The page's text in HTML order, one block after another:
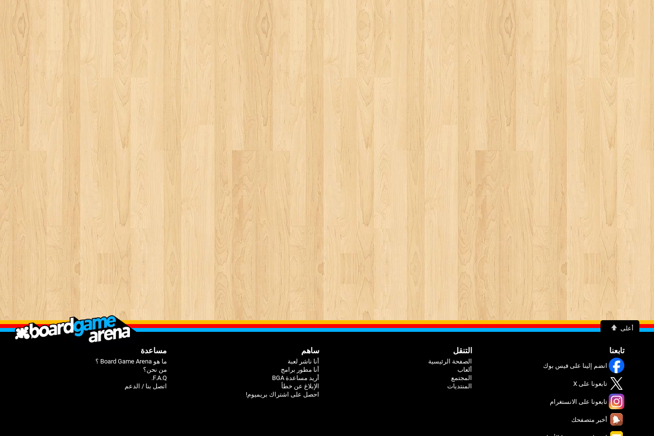
أعلى
مساعدة
ما هو Board Game Arena ؟
من نحن؟
F.A.Q.
اتصل بنا / الدعم
ساهم
أنا ناشر لعبة
أنا مطور برامج
أريد مساعدة BGA
الإبلاغ عن خطأ
احصل على اشتراك بريميوم!
التنقل
الصفحة الرئيسية
ألعاب
المجتمع
المنتديات
تابعنا
انضم إلينا على فيس بوك
تابعونا على X
تابعونا على الانستغرام
أخبر متصفحك